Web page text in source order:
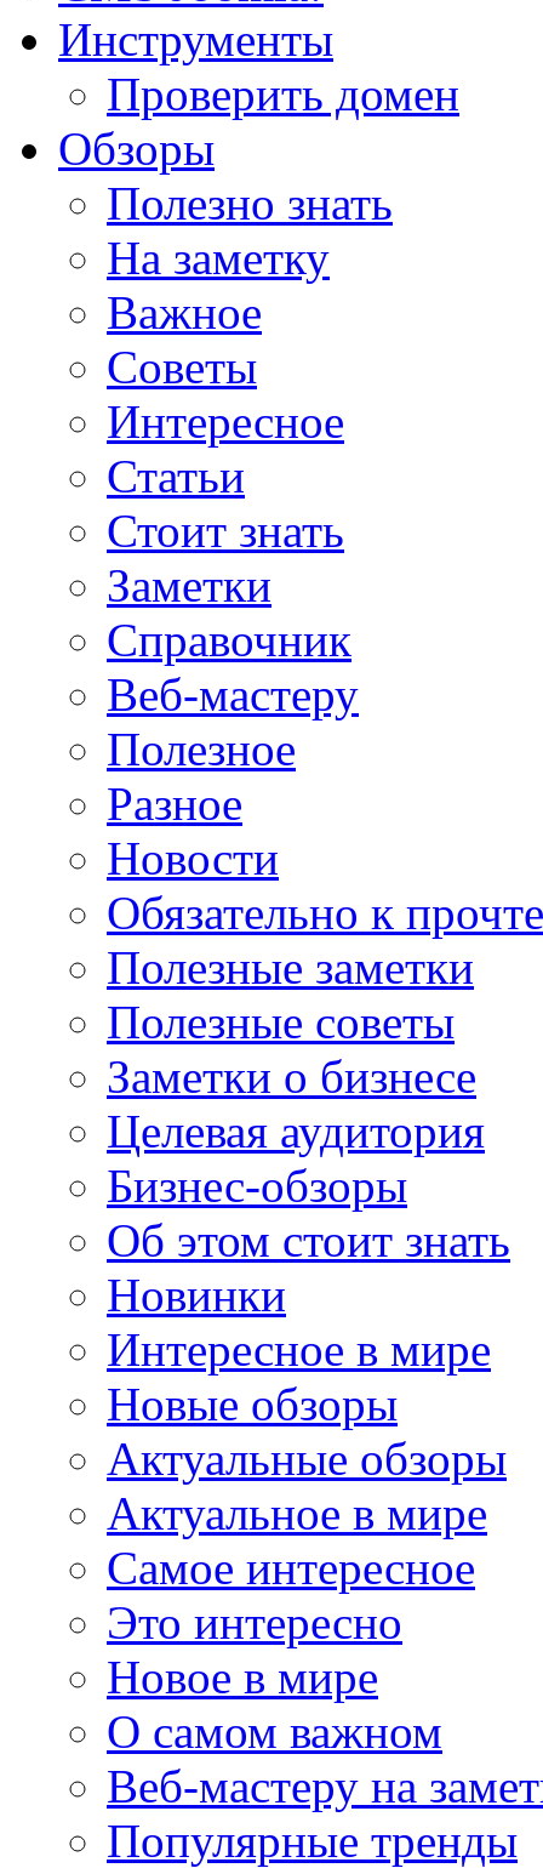
Инструменты
Проверить домен
Обзоры
Полезно знать
На заметку
Важное
Советы
Интересное
Статьи
Стоит знать
Заметки
Справочник
Веб-мастеру
Полезное
Разное
Новости
Обязательно к
Полезные заметки
Полезные советы
Заметки о бизнесе
Целевая аудитория
Бизнес-обзоры
Об этом стоит знать
Новинки
Интересное в мире
Новые обзоры
Актуальные обзоры
Актуальное в мире
Самое интересное
Это интересно
Новое в мире
О самом важном
Веб-мастеру на
Популярные тренды